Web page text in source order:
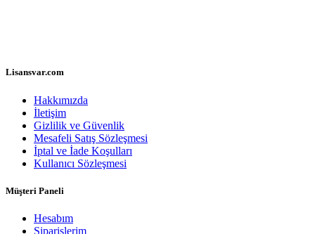
Lisansvar.com
Hakkımızda
İletişim
Gizlilik ve Güvenlik
Mesafeli Satış Sözleşmesi
İptal ve İade Koşulları
Kullanıcı Sözleşmesi
Müşteri Paneli
Hesabım
Siparişlerim